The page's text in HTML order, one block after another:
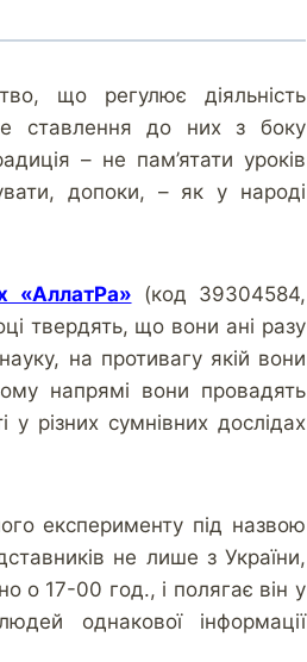
що регулює діяльність
ставлення до них з боку
– не пам’ятати уроків
допоки, – як у народі
«АллатРа» (код 39304584,
твердять, що вони ані разу
на противагу якій вони
напрямі вони провадять
різних сумнівних дослідах
експерименту під назвою
не лише з України,
о 17-00 год., і полягає він у
однакової інформації